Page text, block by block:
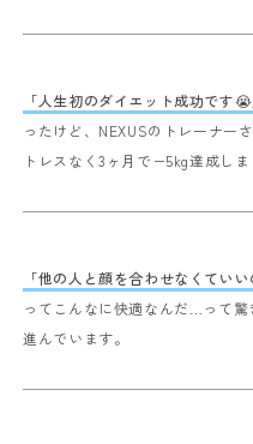
「人生初のダイエット成功です😭
ったけど、NEXUSのトレーナー
トレスなく3ヶ月で−5kg達成しま
「他の人と顔を合わせなくていい
ってこんなに快適なんだ…って驚
進んでいます。